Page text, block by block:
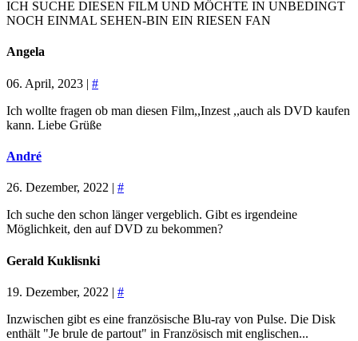
ICH SUCHE DIESEN FILM UND MÖCHTE IN UNBEDINGT
NOCH EINMAL SEHEN-BIN EIN RIESEN FAN
Angela
06. April, 2023 | #
Ich wollte fragen ob man diesen Film,,Inzest ,,auch als DVD kaufen
kann. Liebe Grüße
André
26. Dezember, 2022 | #
Ich suche den schon länger vergeblich. Gibt es irgendeine
Möglichkeit, den auf DVD zu bekommen?
Gerald Kuklisnki
19. Dezember, 2022 | #
Inzwischen gibt es eine französische Blu-ray von Pulse. Die Disk
enthält "Je brule de partout" in Französisch mit englischen...